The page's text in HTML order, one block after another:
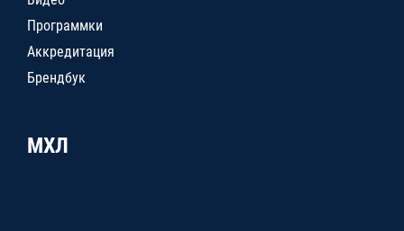
Программки
Аккредитация
Брендбук
МХЛ